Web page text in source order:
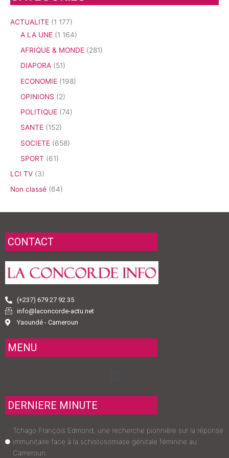
ACTUALITE (1 177)
A LA UNE (1 164)
AFRIQUE & MONDE (281)
DIAPORA (51)
ECONOMIE (198)
OPINIONS (2)
POLITIQUE (74)
SANTE (152)
SOCIETE (658)
SPORT (61)
LCI TV (3)
Non classé (64)
CONTACT
(+237) 679 27 92 35
info@laconcorde-actu.net
Yaoundé - Cameroun
MENU
DERNIERE MINUTE
Tchago François Edmond, une recherche pionnière sur la réponse
immunitaire face à la schistosomiase génitale féminine au
Cameroun